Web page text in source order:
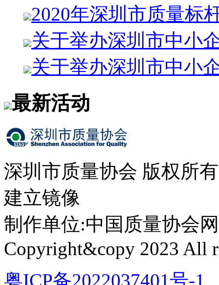
2020年深圳市质量标
关于举办深圳市中小
关于举办深圳市中小
最新活动
深圳市质量协会 版权所
建立镜像
制作单位:中国质量协会
Copyright&copy 2023 All
粤ICP备2022037401号-1